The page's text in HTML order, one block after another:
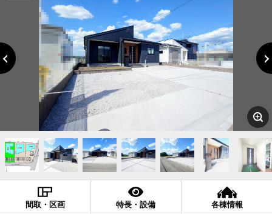
間取・区画 特長・設備 各棟情報